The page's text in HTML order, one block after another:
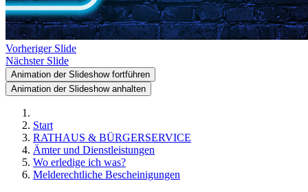
Vorheriger Slide
Nächster Slide
Animation der Slideshow fortführen
Animation der Slideshow anhalten
Start
RATHAUS & BÜRGERSERVICE
Ämter und Dienstleistungen
Wo erledige ich was?
Melderechtliche Bescheinigungen